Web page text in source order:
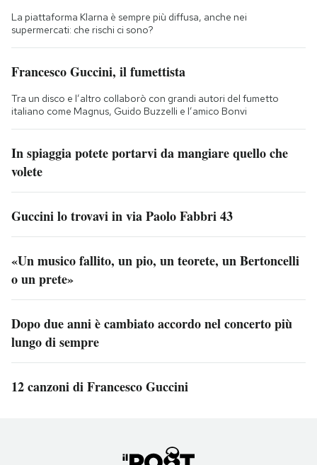
La piattaforma Klarna è sempre più diffusa, anche nei
supermercati: che rischi ci sono?
Francesco Guccini, il fumettista
Tra un disco e l’altro collaborò con grandi autori del fumetto
italiano come Magnus, Guido Buzzelli e l’amico Bonvi
In spiaggia potete portarvi da mangiare quello che
volete
Guccini lo trovavi in via Paolo Fabbri 43
«Un musico fallito, un pio, un teorete, un Bertoncelli
o un prete»
Dopo due anni è cambiato accordo nel concerto più
lungo di sempre
12 canzoni di Francesco Guccini